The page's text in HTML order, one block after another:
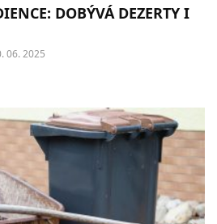
DOBÝVÁ DEZERTY I
06. 2025